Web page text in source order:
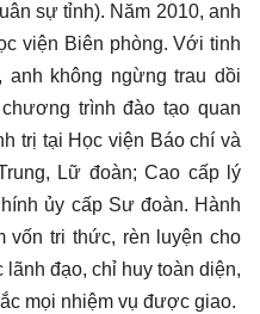
sự tỉnh). Năm 2010, anh
viện Biên phòng. Với tinh
anh không ngừng trau dồi
trình đào tạo quan
trị tại Học viện Báo chí và
Lữ đoàn; Cao cấp lý
ủy cấp Sư đoàn. Hành
vốn tri thức, rèn luyện cho
đạo, chỉ huy toàn diện,
mọi nhiệm vụ được giao.